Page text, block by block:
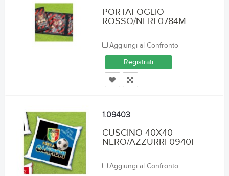
PORTAFOGLIO
ROSSO/NERI 0784M
Aggiungi al Confronto
Registrati
1.09403
CUSCINO 40X40
NERO/AZZURRI 0940I
Aggiungi al Confronto